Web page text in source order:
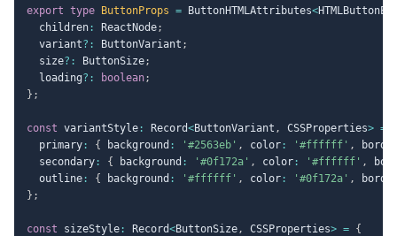
export type ButtonProps = ButtonHTMLAttributes<
  children
: ReactNode;
  variant
? : ButtonVariant ;
  size
? : ButtonSize;
  loading
? : boolean;
} ;
const variantStyle : Record<ButtonVariant , CSSProperties> =
  primary
: { background : '#2563eb' , color : '#ffffff' ,
  secondary
: { background : '#0f172a' , color : '#ffffff' ,
  outline
: { background : '#ffffff' , color : '#0f172a' ,
} ;
const sizeStyle : Record<ButtonSize, CSSProperties> = {